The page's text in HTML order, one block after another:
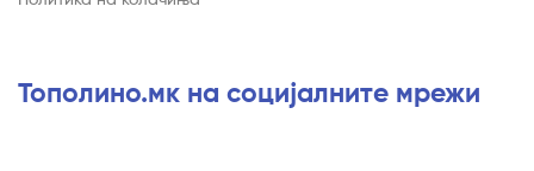
Тополино.мк на социјалните мрежи